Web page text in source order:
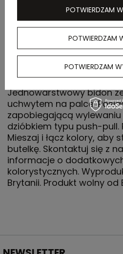
kartonu
zewnętrznego
4,3 kg
Jednowarstwowy bidon
uchwytem na palce.
zapobiegającą wylewaniu
dzióbkiem typu push-pull.
Mieszaj i łącz kolory, aby
butelkę. Skontaktuj się z
informacje o
kolorystycznych.
Brytanii. Produkt wolny od
POTWIERDZAM
POTWIERDZAM
POTWIERDZAM